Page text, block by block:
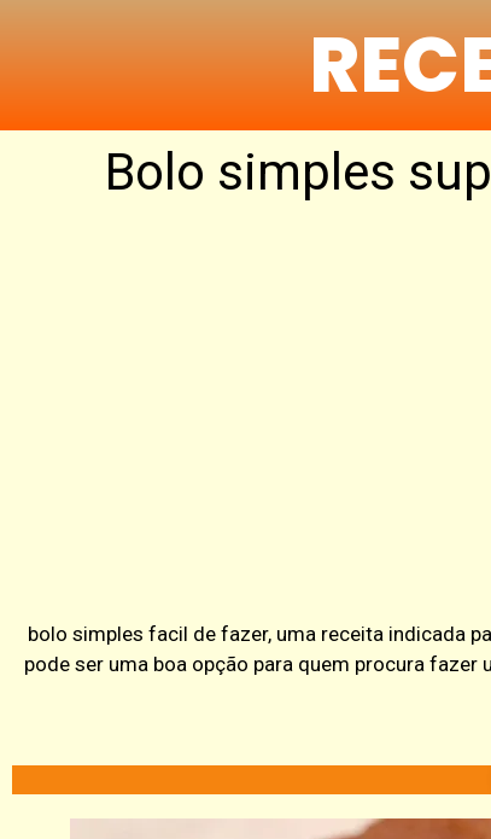
Bolo simples
bolo simples facil de fazer, uma receita indicada
pode ser uma boa opção para quem procura